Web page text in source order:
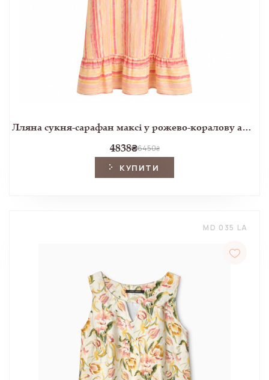
Лляна сукня-сарафан максі у рожево-коралову акварельну смужку
4838₴6450₴
КУПИТИ
MD 035 LA